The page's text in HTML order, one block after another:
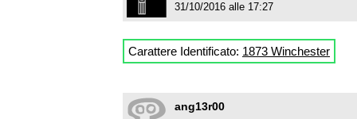
31/10/2016 alle 17:27
Carattere Identificato: 1873 Winchester
ang13r00